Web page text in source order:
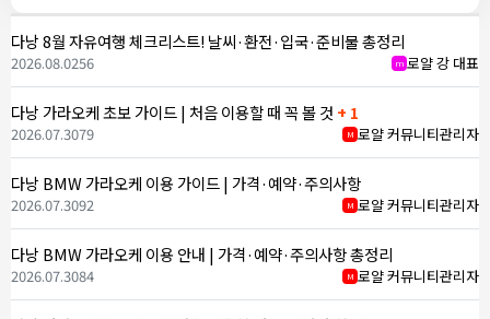
다낭 8월 자유여행 체크리스트! 날씨·환전·입국·준비물 총정리
m 로얄 강 대표
2026.08.0256
다낭 가라오케 초보 가이드 | 처음 이용할 때 꼭 볼 것 + 1
M 로얄 커뮤니티관리자
2026.07.3079
다낭 BMW 가라오케 이용 가이드 | 가격·예약·주의사항
M 로얄 커뮤니티관리자
2026.07.3092
다낭 BMW 가라오케 이용 안내 | 가격·예약·주의사항 총정리
M 로얄 커뮤니티관리자
2026.07.3084